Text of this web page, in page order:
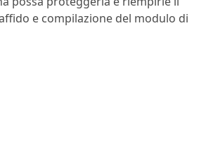
e compilazione del modulo di